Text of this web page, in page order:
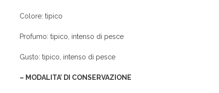
Colore: tipico
Profumo: tipico, intenso di pesce
Gusto: tipico, intenso di pesce
– MODALITA’ DI CONSERVAZIONE